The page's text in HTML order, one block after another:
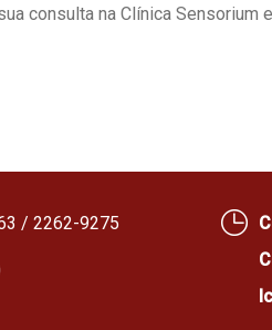
consulta na Clínica Sensorium
/ 2262-9275